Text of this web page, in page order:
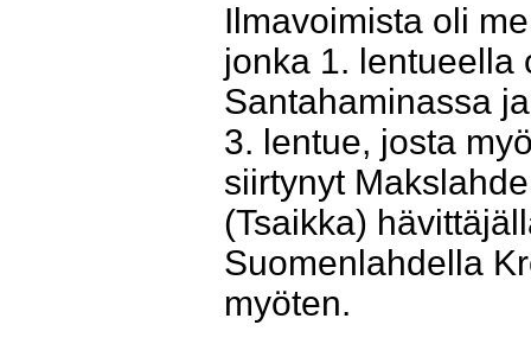
Ilmavoimista oli
jonka 1. lentueella
Santahaminassa
3. lentue, josta
siirtynyt
(Tsaikka)
Suomenlahdella
myöten.